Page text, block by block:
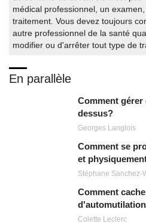
médical professionnel, un
traitement. Vous devez toujours
autre professionnel de la santé
modifier ou d'arrêter tout type de
En parallèle
Comment
dessus?
Georges Langlois
Comment se
et
Stéphane Sanchez-
Comment
Colette Leclerc